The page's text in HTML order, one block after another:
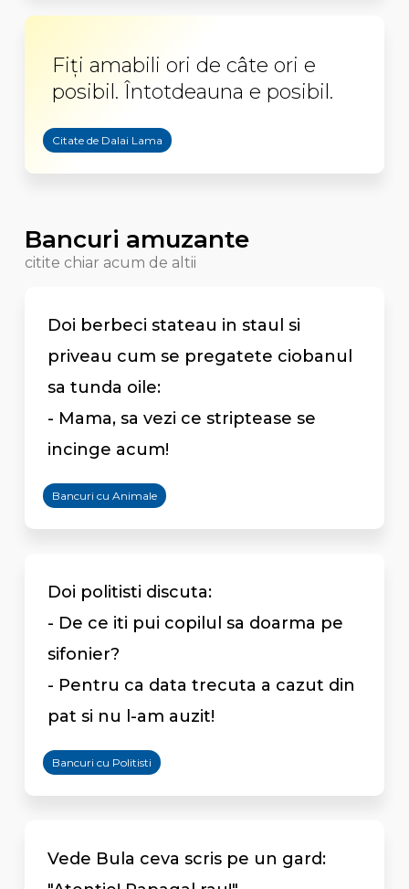
Fiți amabili ori de câte ori e
posibil. Întotdeauna e posibil.
Citate de Dalai Lama
Bancuri amuzante
citite chiar acum de altii
Doi berbeci stateau in staul si
priveau cum se pregatete ciobanul
sa tunda oile:
- Mama, sa vezi ce striptease se
incinge acum!
Bancuri cu Animale
Doi politisti discuta:
- De ce iti pui copilul sa doarma pe
sifonier?
- Pentru ca data trecuta a cazut din
pat si nu l-am auzit!
Bancuri cu Politisti
Vede Bula ceva scris pe un gard: